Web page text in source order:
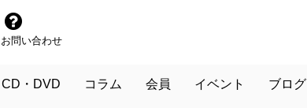
お問い合わせ
CD・DVD コラム 会員 イベント ブログ